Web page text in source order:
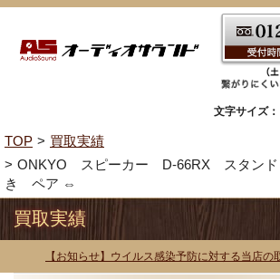
文字サイズ：
TOP
買取実績
ONKYO スピーカー D-66RX スタン
き ペア ⇔
買取実績
【お知らせ】ウイルス感染予防に対する当店の